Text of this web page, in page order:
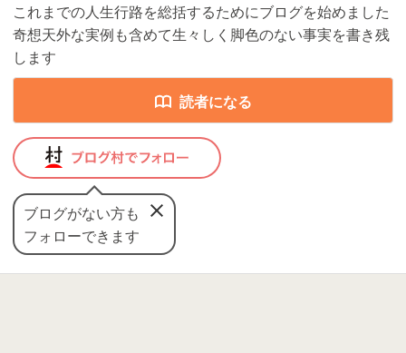
これまでの人生行路を総括するためにブログを始めました
奇想天外な実例も含めて生々しく脚色のない事実を書き残
します
読者になる
ブログがない方も
フォローできます